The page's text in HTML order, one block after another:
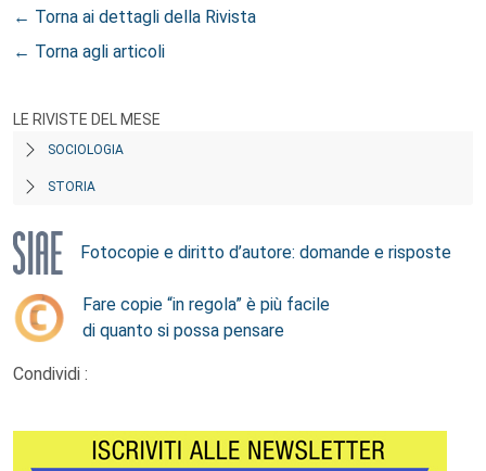
← Torna ai dettagli della Rivista
← Torna agli articoli
LE RIVISTE DEL MESE
SOCIOLOGIA
STORIA
Fotocopie e diritto d’autore: domande e risposte
Fare copie “in regola” è più facile
di quanto si possa pensare
Condividi :